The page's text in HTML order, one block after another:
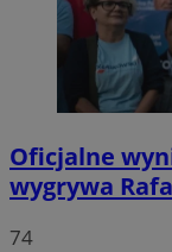
Oficjalne
wygrywa
74